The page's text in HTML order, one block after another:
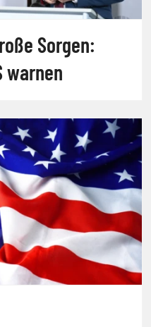
Sorgen:
warnen